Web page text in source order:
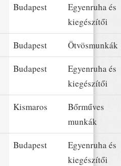
Budapest
Egyenruha és
kiegészítői
Budapest
Ötvösmunkák
Budapest
Egyenruha és
kiegészítői
Kismaros
Bőrműves
munkák
Budapest
Egyenruha és
kiegészítői